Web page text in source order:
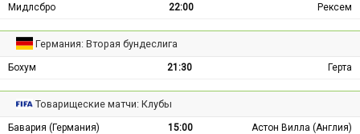
Мидлсбро
22:00 Рексем
Германия: Вторая бундеслига
Бохум 21:30 Герта
Товарищеские матчи: Клубы
Бавария (Германия) 15:00
Астон Вилла (Англия)